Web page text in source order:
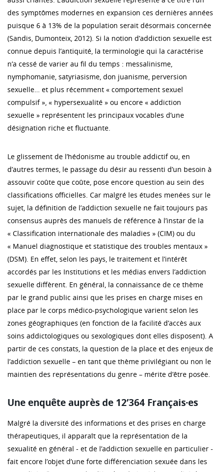
des symptômes modernes en expansion ces dernières années
puisque 6 à 13% de la population serait désormais concernée
(Sandis, Dumonteix, 2012). Si la notion d’addiction sexuelle est
connue depuis l’antiquité, la terminologie qui la caractérise
n’a cessé de varier au fil du temps : messalinisme,
nymphomanie, satyriasisme, don juanisme, perversion
sexuelle… et plus récemment « comportement sexuel
compulsif », « hypersexualité » ou encore « addiction
sexuelle » représentent les principaux vocables d’une
désignation riche et fluctuante.
Le glissement de l’hédonisme au trouble addictif ou, en
d’autres termes, le passage du désir au ressenti d’un besoin à
assouvir coûte que coûte, pose encore question au sein des
classifications officielles. Car malgré les études menées sur le
sujet, la définition de l’addiction sexuelle ne fait toujours pas
consensus auprès des manuels de référence à l’instar de la
« Classification internationale des maladies » (CIM) ou du
« Manuel diagnostique et statistique des troubles mentaux »
(DSM). En effet, selon les pays, le traitement et l’intérêt
accordés par les Institutions et les médias envers l’addiction
sexuelle diffèrent. En général, la connaissance de ce thème
par le grand public ainsi que les prises en charge mises en
place par le corps médico-psychologique varient selon les
zones géographiques (en fonction de la facilité d’accès aux
soins addictologiques ou sexologiques dont elles disposent). A
partir de ces constats, la question de la place et des enjeux de
l’addiction sexuelle – en tant que thème privilégiant ou non le
maintien des représentations du genre – mérite d’être posée.
Une enquête auprès de 12’364 Français·es
Malgré la diversité des informations et des prises en charge
thérapeutiques, il apparaît que la représentation de la
sexualité en général - et de l’addiction sexuelle en particulier -
fait encore l’objet d’une forte différenciation sexuée dans les